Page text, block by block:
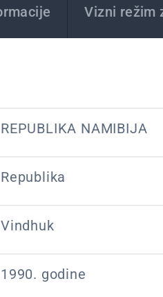
Vizni režim
REPUBLIKA NAMIBIJA
Republika
Vindhuk
1990. godine